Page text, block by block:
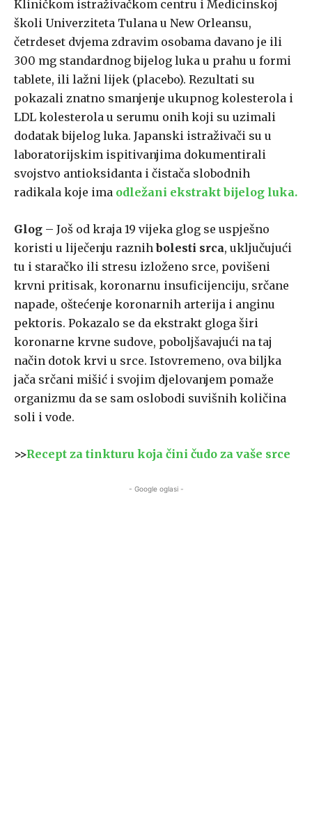
Kliničkom istraživačkom centru i Medicinskoj
školi Univerziteta Tulana u New Orleansu,
četrdeset dvjema zdravim osobama davano je ili
300 mg standardnog bijelog luka u prahu u formi
tablete, ili lažni lijek (placebo). Rezultati su
pokazali znatno smanjenje ukupnog kolesterola i
LDL kolesterola u serumu onih koji su uzimali
dodatak bijelog luka. Japanski istraživači su u
laboratorijskim ispitivanjima dokumentirali
svojstvo antioksidanta i čistača slobodnih
radikala koje ima odležani ekstrakt bijelog luka.
Glog – Još od kraja 19 vijeka glog se uspješno
koristi u liječenju raznihbolesti srca, uključujući
tu i staračko ili stresu izloženo srce, povišeni
krvni pritisak, koronarnu insuficijenciju, srčane
napade, oštećenje koronarnih arterija i anginu
pektoris. Pokazalo se da ekstrakt gloga širi
koronarne krvne sudove, poboljšavajući na taj
način dotok krvi u srce. Istovremeno, ova biljka
jača srčani mišić i svojim djelovanjem pomaže
organizmu da se sam oslobodi suvišnih količina
soli i vode.
>>Recept za tinkturu koja čini čudo za vaše srce
- Google oglasi -